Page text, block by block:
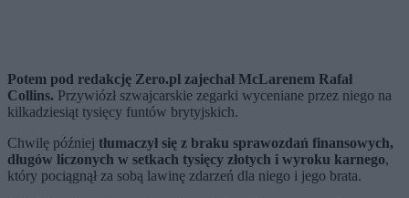
Potem pod redakcję Zero.pl zajechał McLarenem Rafał
Collins. Przywiózł szwajcarskie zegarki wyceniane przez niego na
kilkadziesiąt tysięcy funtów brytyjskich.
Chwilę później tłumaczył się z braku sprawozdań finansowych,
długów liczonych w setkach tysięcy złotych i wyroku karnego,
który pociągnął za sobą lawinę zdarzeń dla niego i jego brata.